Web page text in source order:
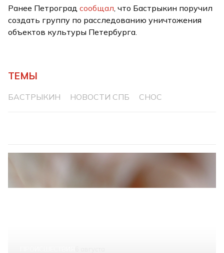
Ранее Петроградсообщал, что Бастрыкин поручил
создать группу по расследованию уничтожения
объектов культуры Петербурга.
ТЕМЫ
БАСТРЫКИН НОВОСТИ СПБ СНОС